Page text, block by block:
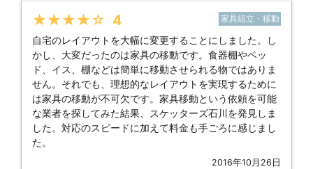
★★★★★ 4 家具組立・移動
自宅のレイアウトを大幅に変更することにしました。し
かし、大変だったのは家具の移動です。食器棚やベッ
ド、イス、棚などは簡単に移動させられる物ではありま
せん。それでも、理想的なレイアウトを実現するために
は家具の移動が不可欠です。家具移動という依頼を可能
な業者を探してみた結果、スケッターズ石川を発見しま
した。対応のスピードに加えて料金も手ごろに感じまし
た。
2016年10月26日